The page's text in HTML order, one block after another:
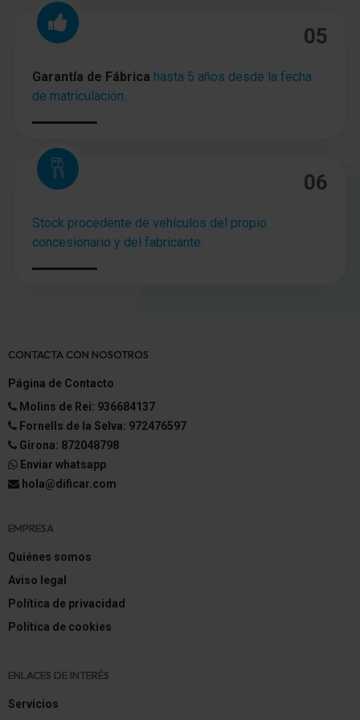
Axial)
Dirección asistida Dependiente de la velocidad
Control de tracción electrónico
Tipo transmisión: Tracción total
Asistente a la conducción: Control del momento de
Caja de cambios automática - con posibilidad de
Reducción polución según norma gases escape
Conmutador del modo de conducción
Sistema Start/Stop
(MSR)
05
Garantía de Fábrica hasta 5 años desde la fecha
de matriculación.
06
Stock procedente de vehículos del propio
concesionario y del fabricante.
CONTACTA CON NOSOTROS
Página de Contacto
Molins de Rei: 936684137
Fornells de la Selva: 972476597
Girona: 872048798
Enviar whatsapp
hola@dificar.com
EMPRESA
Quiénes somos
Aviso legal
Política de privacidad
Política de cookies
ENLACES DE INTERÉS
Servicios